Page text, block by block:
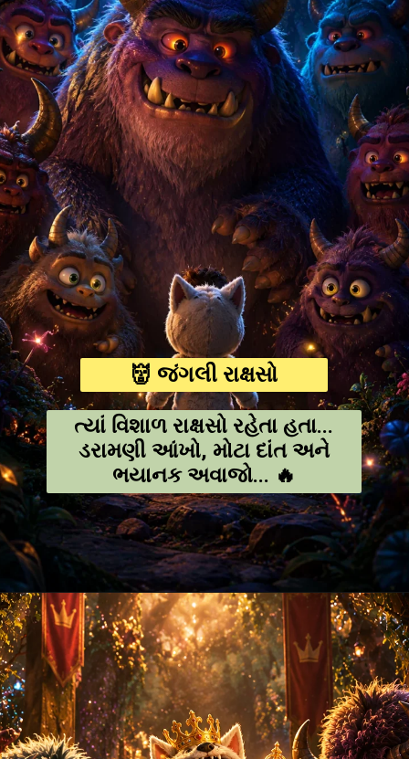
👹 જંગલી રાક્ષસો
ત્યાં વિશાળ રાક્ષસો રહેતા હતા...
ડરામણી આંખો, મોટા દાંત અને
ભયાનક અવાજો... 🔥
Opening https://amoralstories.com/guj/max-ane-jangli-rakshaso-ni-varta/